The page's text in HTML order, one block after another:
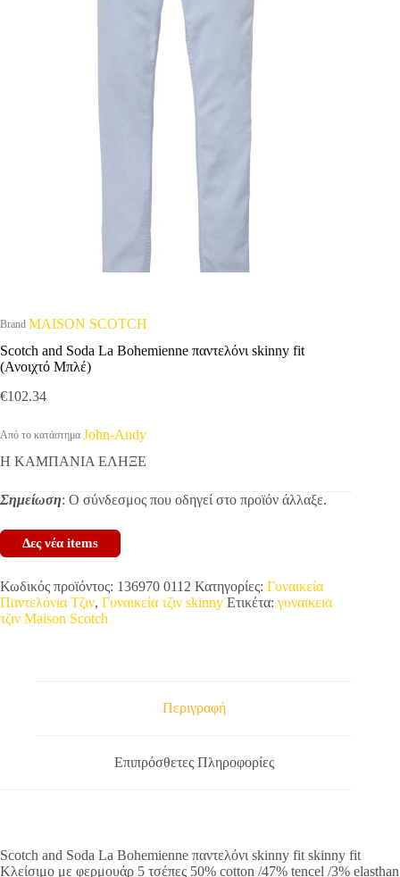
Brand MAISON SCOTCH
Scotch and Soda La Bohemienne παντελόνι skinny fit
(Ανοιχτό Μπλέ)
€102.34
Από το κατάστημα John-Andy
Η ΚΑΜΠΑΝΙΑ ΕΛΗΞΕ
Σημείωση: Ο σύνδεσμος που οδηγεί στο προϊόν άλλαξε.
Δες νέα items
Κωδικός προϊόντος: 136970 0112 Κατηγορίες: Γυναικεία
Παντελόνια Τζιν, Γυναικεία τζιν skinny Ετικέτα: γυναικεια
τζιν Maison Scotch
Περιγραφή
Επιπρόσθετες Πληροφορίες
Scotch and Soda La Bohemienne παντελόνι skinny fit skinny fit
Κλείσιμο με φερμουάρ 5 τσέπες 50% cotton /47% tencel /3% elasthan